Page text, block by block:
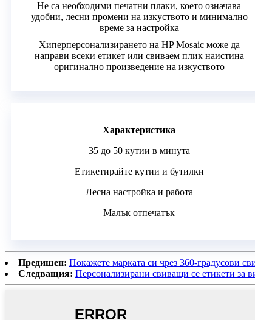
Не са необходими печатни плаки, което означава
удобни, лесни промени на изкуството и минимално
време за настройка
Хиперперсонализирането на HP Mosaic може да
направи всеки етикет или свиваем плик наистина
оригинално произведение на изкуството
Характеристика
35 до 50 кутии в минута
Етикетирайте кутии и бутилки
Лесна настройка и работа
Малък отпечатък
Предишен: Покажете марката си чрез 360-градусови
Следващия: Персонализирани свиващи се етикети за